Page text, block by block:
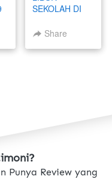
SEKOLAH DI
- 3 JULI 2026
Share
Punya Review yang